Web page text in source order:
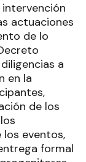
actuaciones
de lo
a
en la
de los
los eventos,
formal